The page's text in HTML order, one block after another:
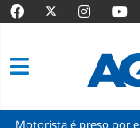
preso por embriaguez